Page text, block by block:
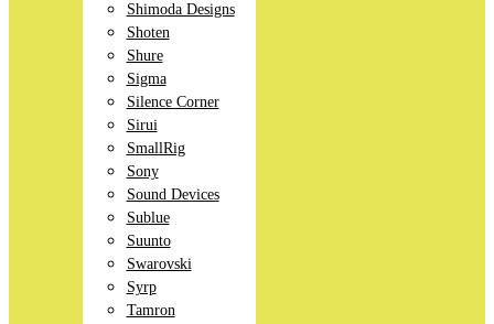
Shimoda Designs
Shoten
Shure
Sigma
Silence Corner
Sirui
SmallRig
Sony
Sound Devices
Sublue
Suunto
Swarovski
Syrp
Tamron